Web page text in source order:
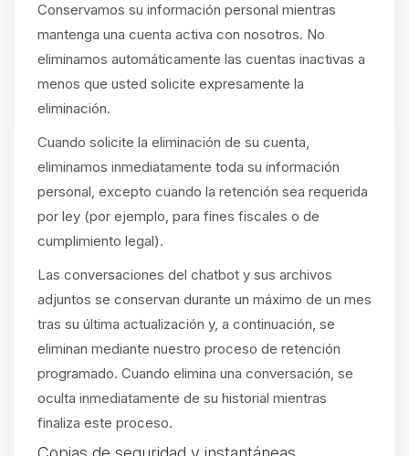
Conservamos su información personal mientras
mantenga una cuenta activa con nosotros. No
eliminamos automáticamente las cuentas inactivas a
menos que usted solicite expresamente la
eliminación.
Cuando solicite la eliminación de su cuenta,
eliminamos inmediatamente toda su información
personal, excepto cuando la retención sea requerida
por ley (por ejemplo, para fines fiscales o de
cumplimiento legal).
Las conversaciones del chatbot y sus archivos
adjuntos se conservan durante un máximo de un mes
tras su última actualización y, a continuación, se
eliminan mediante nuestro proceso de retención
programado. Cuando elimina una conversación, se
oculta inmediatamente de su historial mientras
finaliza este proceso.